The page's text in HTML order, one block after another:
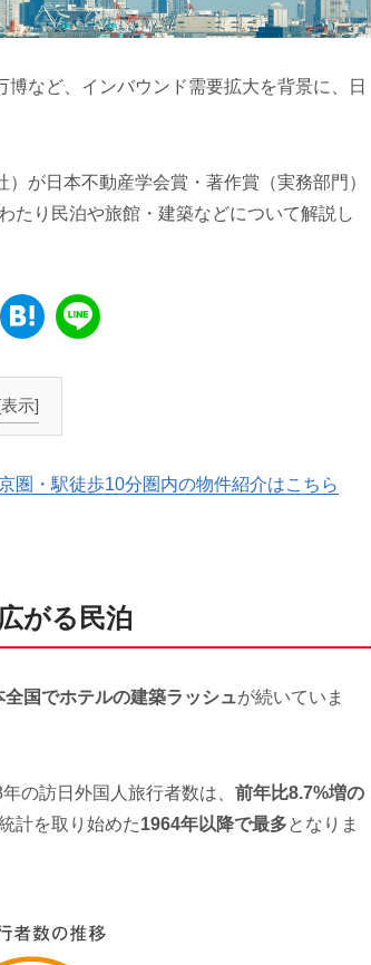
など、インバウンド需要拡大を背景に、日
が日本不動産学会賞・著作賞（実務部門）
たり民泊や旅館・建築などについて解説し
示]
圏・駅徒歩10分圏内の物件紹介はこちら
がる民泊
全国でホテルの建築ラッシュが続いていま
の訪日外国人旅行者数は、 前年比8.7%増の
計を取り始めた1964年以降で最多となりま